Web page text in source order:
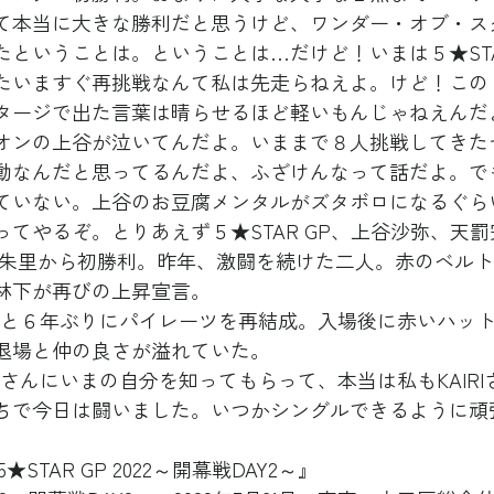
本当に大きな勝利だと思うけど、ワンダー・オブ・
ということは。ということは…だけど！いまは５
いますぐ再挑戦なんて私は先走らねえよ。けど！こ
ージで出た言葉は晴らせるほど軽いもんじゃねえん
ンの上谷が泣いてんだよ。いままで８人挑戦してき
なんだと思ってるんだよ、ふざけんなって話だよ。
いない。上谷のお豆腐メンタルがズタボロになるぐ
てやるぞ。とりあえず５★STAR GP、上谷沙弥、天
が再びの上昇宣言。
年ぶりにパイレーツを再結成。入場後に赤いハッ
と仲の良さが溢れていた。
んにいまの自分を知ってもらって、本当は私も
で今日は闘いました。いつかシングルできるように
GP 2022～開幕戦DAY2～』